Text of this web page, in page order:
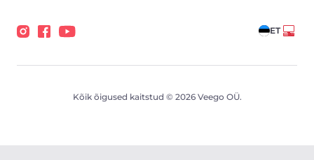
ET
Kõik õigused kaitstud © 2026 Veego OÜ.